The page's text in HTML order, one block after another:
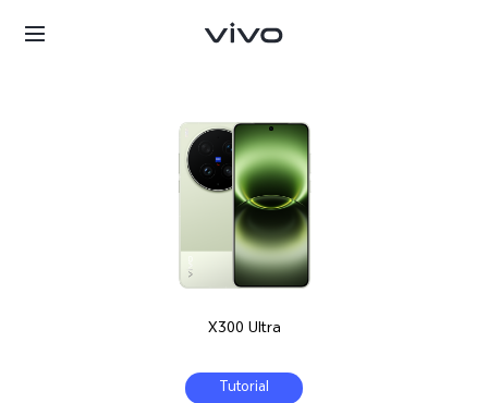
Deutschland | Land/Region auswählen
X300 Ultra
Tutorial